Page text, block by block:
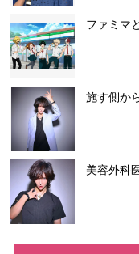
ファミマ
施す側か
美容外科